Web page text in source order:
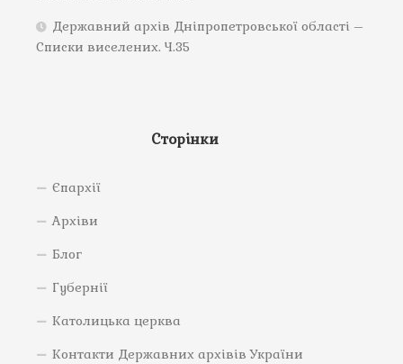
Державний архів Дніпропетровської області –
Списки виселених. Ч.35
Сторінки
Єпархії
Архіви
Блог
Губернії
Католицька церква
Контакти Державних архівів України